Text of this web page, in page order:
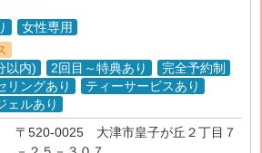
女性専用
以内)
2回目～特典あり
完全予約制
リングあり
ティーサービスあり
ェルあり
〒520-0025 大津市皇子が丘２丁目７